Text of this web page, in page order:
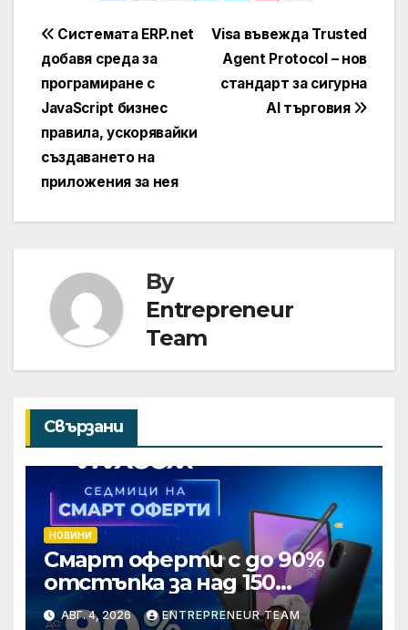
Навигация
Visa въвежда Trusted
Agent Protocol – нов
стандарт за сигурна
AI търговия
Системата ERP.net
добавя среда за
програмиране с
JavaScript бизнес
правила, ускорявайки
създаването на
приложения за нея
By
Entrepreneur
Team
Свързани
НОВИНИ
Смарт оферти с до 90%
отстъпка за над 150
устройства от Vivacom
АВГ. 4, 2026 ENTREPRENEUR TEAM